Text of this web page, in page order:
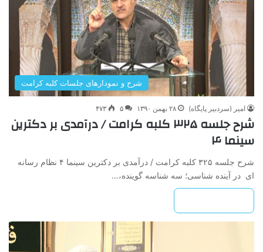
شرح و نمودارهای جلسات کلبه کرامت
امیر (سردبیر پایگاه) ۲۸ بهمن ۱۳۹۰ ۵ ۴۷۳
شرح جلسه ۳۲۵ کلبه کرامت / درآمدی بر دکترین
سینما ۴
شرح جلسه ۳۲۵ کلبه کرامت / درآمدی بر دکترین سینما ۴ نظام رسانه
ای در آینده شناسی؛ سه شناسه گوینده،…